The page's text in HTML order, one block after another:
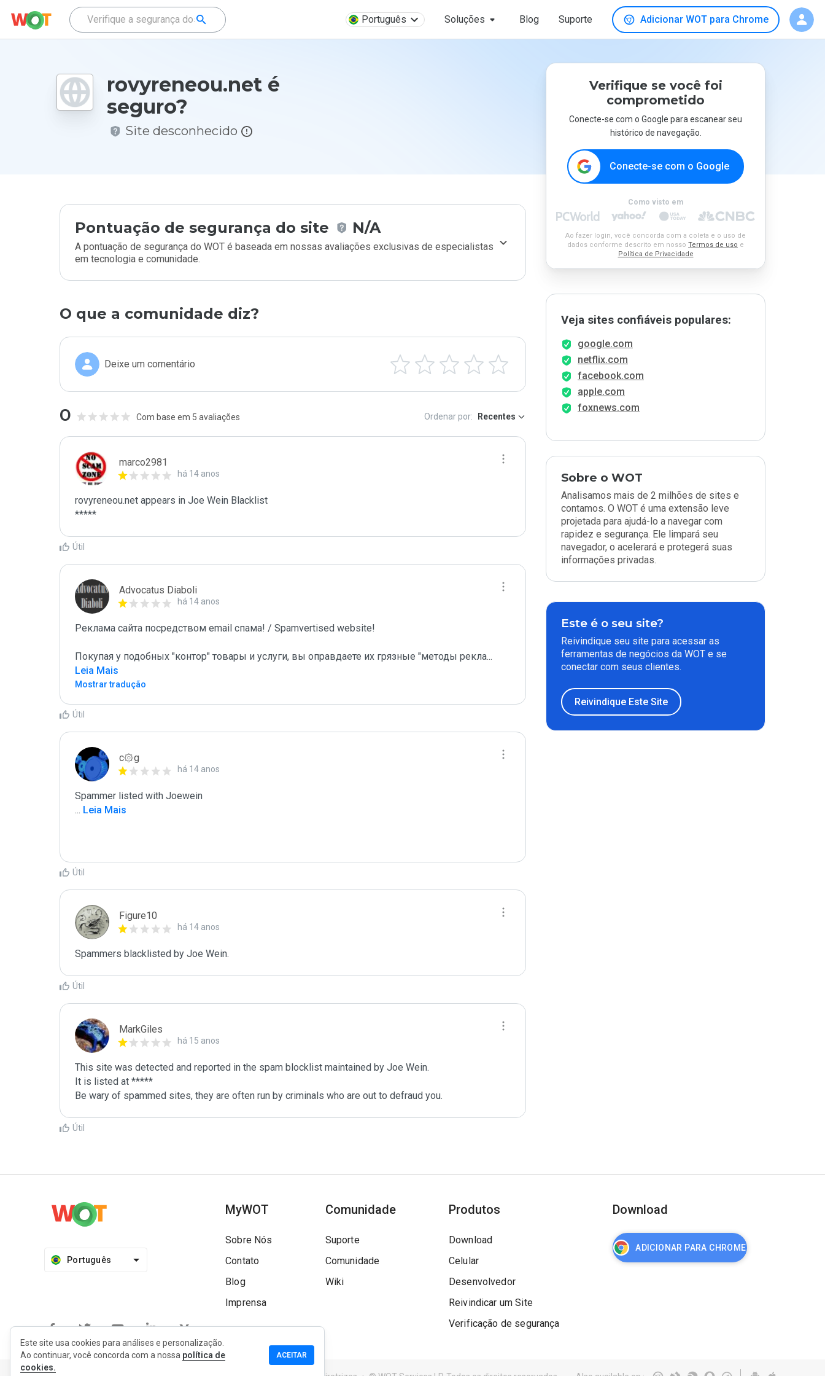
Português Soluções Blog Suporte Adicionar WOT para Chrome
rovyreneou.net é
seguro?
Site desconhecido
Pontuação de segurança do site N/A
A pontuação de segurança do WOT é baseada em nossas avaliações exclusivas de especialistas
em tecnologia e comunidade.
O que a comunidade diz?
Deixe um comentário
0 Com base em 5 avaliações Ordenar por: Recentes
marco2981
há 14 anos
rovyreneou.net appears in Joe Wein Blacklist
*****
Útil
Advocatus Diaboli
há 14 anos
Реклама сайта посредством email спама! / Spamvertised website!
Покупая у подобных "контор" товары и услуги, вы оправдаете их грязные "методы рекла...
Leia Mais
Mostrar tradução
Útil
c۞g
há 14 anos
... Leia Mais
Útil
Figure10
há 14 anos
Spammers blacklisted by Joe Wein.
Útil
MarkGiles
há 15 anos
This site was detected and reported in the spam blocklist maintained by Joe Wein.
It is listed at *****
Be wary of spammed sites, they are often run by criminals who are out to defraud you.
Útil
Verifique se você foi
comprometido
Conecte-se com o Google para escanear seu
histórico de navegação.
Conecte-se com o Google
Como visto em
Ao fazer login, você concorda com a coleta e o uso de
dados conforme descrito em nosso Termos de uso e
Política de Privacidade
Veja sites confiáveis populares:
google.com
netflix.com
facebook.com
apple.com
foxnews.com
Sobre o WOT
Analisamos mais de 2 milhões de sites e
contamos. O WOT é uma extensão leve
projetada para ajudá-lo a navegar com
rapidez e segurança. Ele limpará seu
navegador, o acelerará e protegerá suas
informações privadas.
Este é o seu site?
Reivindique seu site para acessar as
ferramentas de negócios da WOT e se
conectar com seus clientes.
Reivindique Este Site
Português
MyWOT
Sobre Nós
Contato
Blog
Imprensa
Comunidade
Suporte
Comunidade
Wiki
Produtos
Download
Celular
Desenvolvedor
Reivindicar um Site
Verificação de segurança
Download
ADICIONAR PARA CHROME
Este site usa cookies para análises e personalização.
Ao continuar, você concorda com a nossa política de
cookies.
ACEITAR